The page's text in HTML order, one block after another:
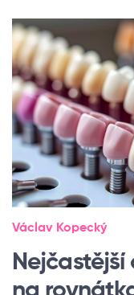
Václav Kopecký